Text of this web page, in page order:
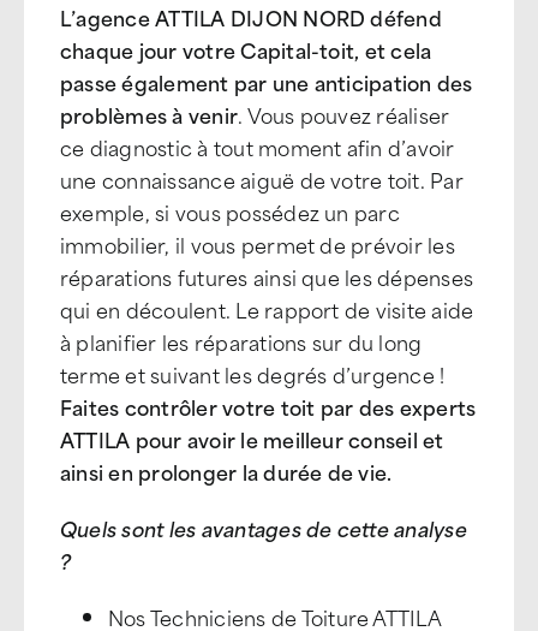
L’agence ATTILA DIJON NORD défend
chaque jour votre Capital-toit, et cela
passe également par une anticipation des
problèmes à venir. Vous pouvez réaliser
ce diagnostic à tout moment afin d’avoir
une connaissance aiguë de votre toit. Par
exemple, si vous possédez un parc
immobilier, il vous permet de prévoir les
réparations futures ainsi que les dépenses
qui en découlent. Le rapport de visite aide
à planifier les réparations sur du long
terme et suivant les degrés d’urgence !
Faites contrôler votre toit par des experts
ATTILA pour avoir le meilleur conseil et
ainsi en prolonger la durée de vie.
Quels sont les avantages de cette analyse
?
Nos Techniciens de Toiture ATTILA